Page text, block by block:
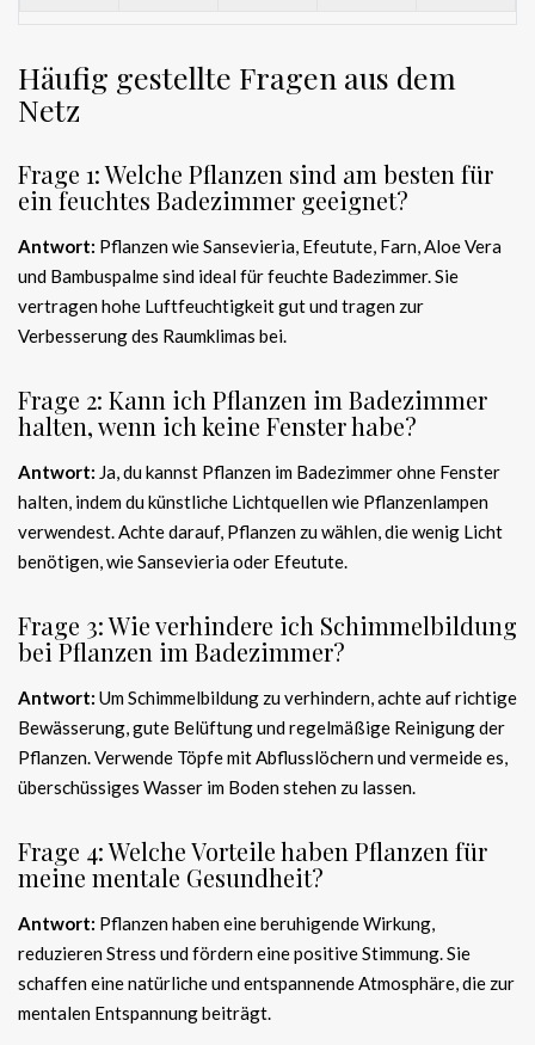
Häufig gestellte Fragen aus dem
Netz
Frage 1: Welche Pflanzen sind am besten für
ein feuchtes Badezimmer geeignet?
Antwort: Pflanzen wie Sansevieria, Efeutute, Farn, Aloe Vera
und Bambuspalme sind ideal für feuchte Badezimmer. Sie
vertragen hohe Luftfeuchtigkeit gut und tragen zur
Verbesserung des Raumklimas bei.
Frage 2: Kann ich Pflanzen im Badezimmer
halten, wenn ich keine Fenster habe?
Antwort: Ja, du kannst Pflanzen im Badezimmer ohne Fenster
halten, indem du künstliche Lichtquellen wie Pflanzenlampen
verwendest. Achte darauf, Pflanzen zu wählen, die wenig Licht
benötigen, wie Sansevieria oder Efeutute.
Frage 3: Wie verhindere ich Schimmelbildung
bei Pflanzen im Badezimmer?
Antwort: Um Schimmelbildung zu verhindern, achte auf richtige
Bewässerung, gute Belüftung und regelmäßige Reinigung der
Pflanzen. Verwende Töpfe mit Abflusslöchern und vermeide es,
überschüssiges Wasser im Boden stehen zu lassen.
Frage 4: Welche Vorteile haben Pflanzen für
meine mentale Gesundheit?
Antwort: Pflanzen haben eine beruhigende Wirkung,
reduzieren Stress und fördern eine positive Stimmung. Sie
schaffen eine natürliche und entspannende Atmosphäre, die zur
mentalen Entspannung beiträgt.